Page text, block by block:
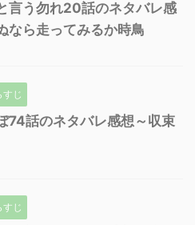
言う勿れ20話のネタバレ感
なら走ってみるか時鳥
すじ
74話のネタバレ感想～収束
すじ